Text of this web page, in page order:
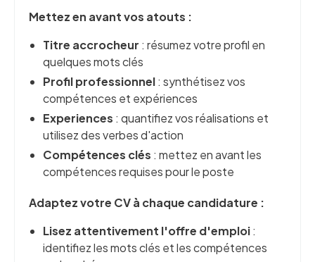
Mettez en avant vos atouts :
Titre accrocheur : résumez votre profil en
quelques mots clés
Profil professionnel: synthétisez vos
compétences et expériences
Experiences : quantifiez vos réalisations et
utilisez des verbes d'action
Compétences clés : mettez en avant les
compétences requises pour le poste
Adaptez votre CV à chaque candidature :
Lisez attentivement l'offre d'emploi:
identifiez les mots clés et les compétences